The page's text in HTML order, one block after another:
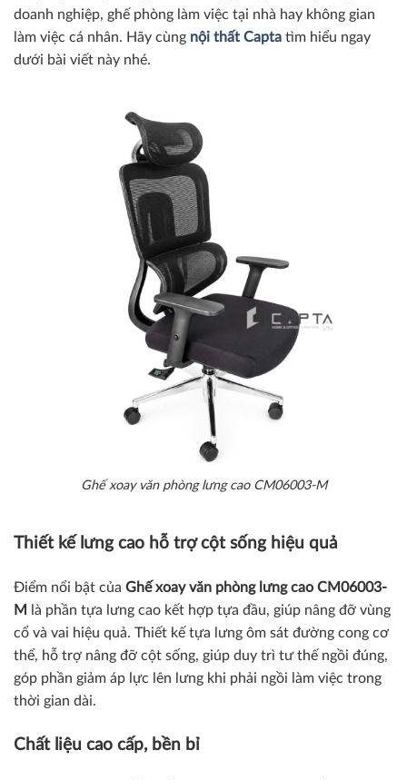
doanh nghiệp, ghế phòng làm việc tại nhà hay không gian
làm việc cá nhân. Hãy cùng nội thất Capta tìm hiểu ngay
dưới bài viết này nhé.
Ghế xoay văn phòng lưng cao CM06003-M
Thiết kế lưng cao hỗ trợ cột sống hiệu quả
Điểm nổi bật của Ghế xoay văn phòng lưng cao CM06003-
M
là phần tựa lưng cao kết hợp tựa đầu, giúp nâng đỡ vùng
cổ và vai hiệu quả. Thiết kế tựa lưng ôm sát đường cong cơ
thể, hỗ trợ nâng đỡ cột sống, giúp duy trì tư thế ngồi đúng,
góp phần giảm áp lực lên lưng khi phải ngồi làm việc trong
thời gian dài.
Chất liệu cao cấp, bền bỉ